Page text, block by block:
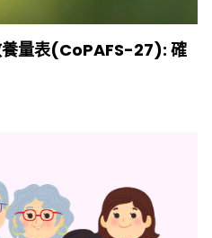
養量表(CoPAFS-27): 確